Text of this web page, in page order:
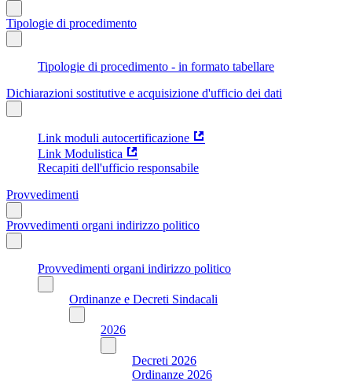
Tipologie di procedimento
Tipologie di procedimento - in formato tabellare
Dichiarazioni sostitutive e acquisizione d'ufficio dei dati
Link moduli autocertificazione
Link Modulistica
Recapiti dell'ufficio responsabile
Provvedimenti
Provvedimenti organi indirizzo politico
Provvedimenti organi indirizzo politico
Ordinanze e Decreti Sindacali
2026
Decreti 2026
Ordinanze 2026